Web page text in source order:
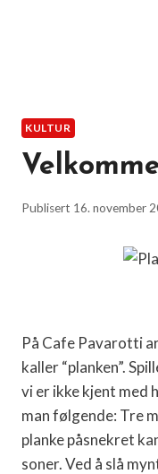
KULTUR
Publisert 16. november
På Cafe Pavarotti
kaller “planken”.
vi er ikke kjent
man følgende: Tre
planke påsnekret
soner. Ved å slå